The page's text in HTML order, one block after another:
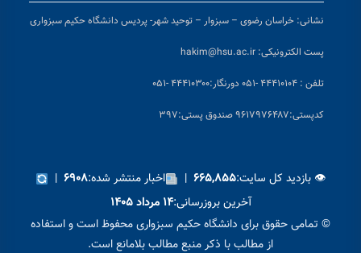
نشانی: خراسان رضوی – سبزوار – توحید شهر- پردیس دانشگاه حکیم سبزواری
پست الکترونیکی: hakim@hsu.ac.ir
تلفن : ۴۴۴۱۰۱۰۴ -۰۵۱ دورنگار:۴۴۴۱۰۳۰۰ -۰۵۱
کدپستی:۹۶۱۷۹۷۶۴۸۷ صندوق پستی:۳۹۷
👁 بازدید کل سایت:۶۶۵,۸۵۵ | اخبار منتشر شده:۶۹۰۸ |
آخرین بروزرسانی:۱۴ مرداد ۱۴۰۵
© تمامی حقوق برای دانشگاه حکیم سبزواری محفوظ است و استفاده
از مطالب با ذکر منبع مطالب بلامانع است.